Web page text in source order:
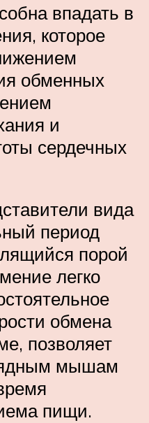
впадать в
которое
обменных
и
сердечных
вида
период
порой
легко
обмена
позволяет
мышам
пищи.